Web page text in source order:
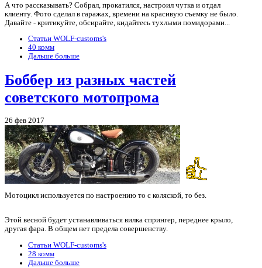
А что рассказывать? Собрал, прокатился, настроил чутка и отдал
клиенту. Фото сделал в гаражах, времени на красивую съемку не было.
Давайте - критикуйте, обсирайте, кидайтесь тухлыми помидорами...
Статьи WOLF-customs's
40 комм
Дальше больше
Боббер из разных частей
советского мотопрома
26 фев 2017
Мотоцикл используется по настроению то с коляской, то без.
Этой весной будет устанавливаться вилка спрингер, переднее крыло,
другая фара. В общем нет предела совершенству.
Статьи WOLF-customs's
28 комм
Дальше больше